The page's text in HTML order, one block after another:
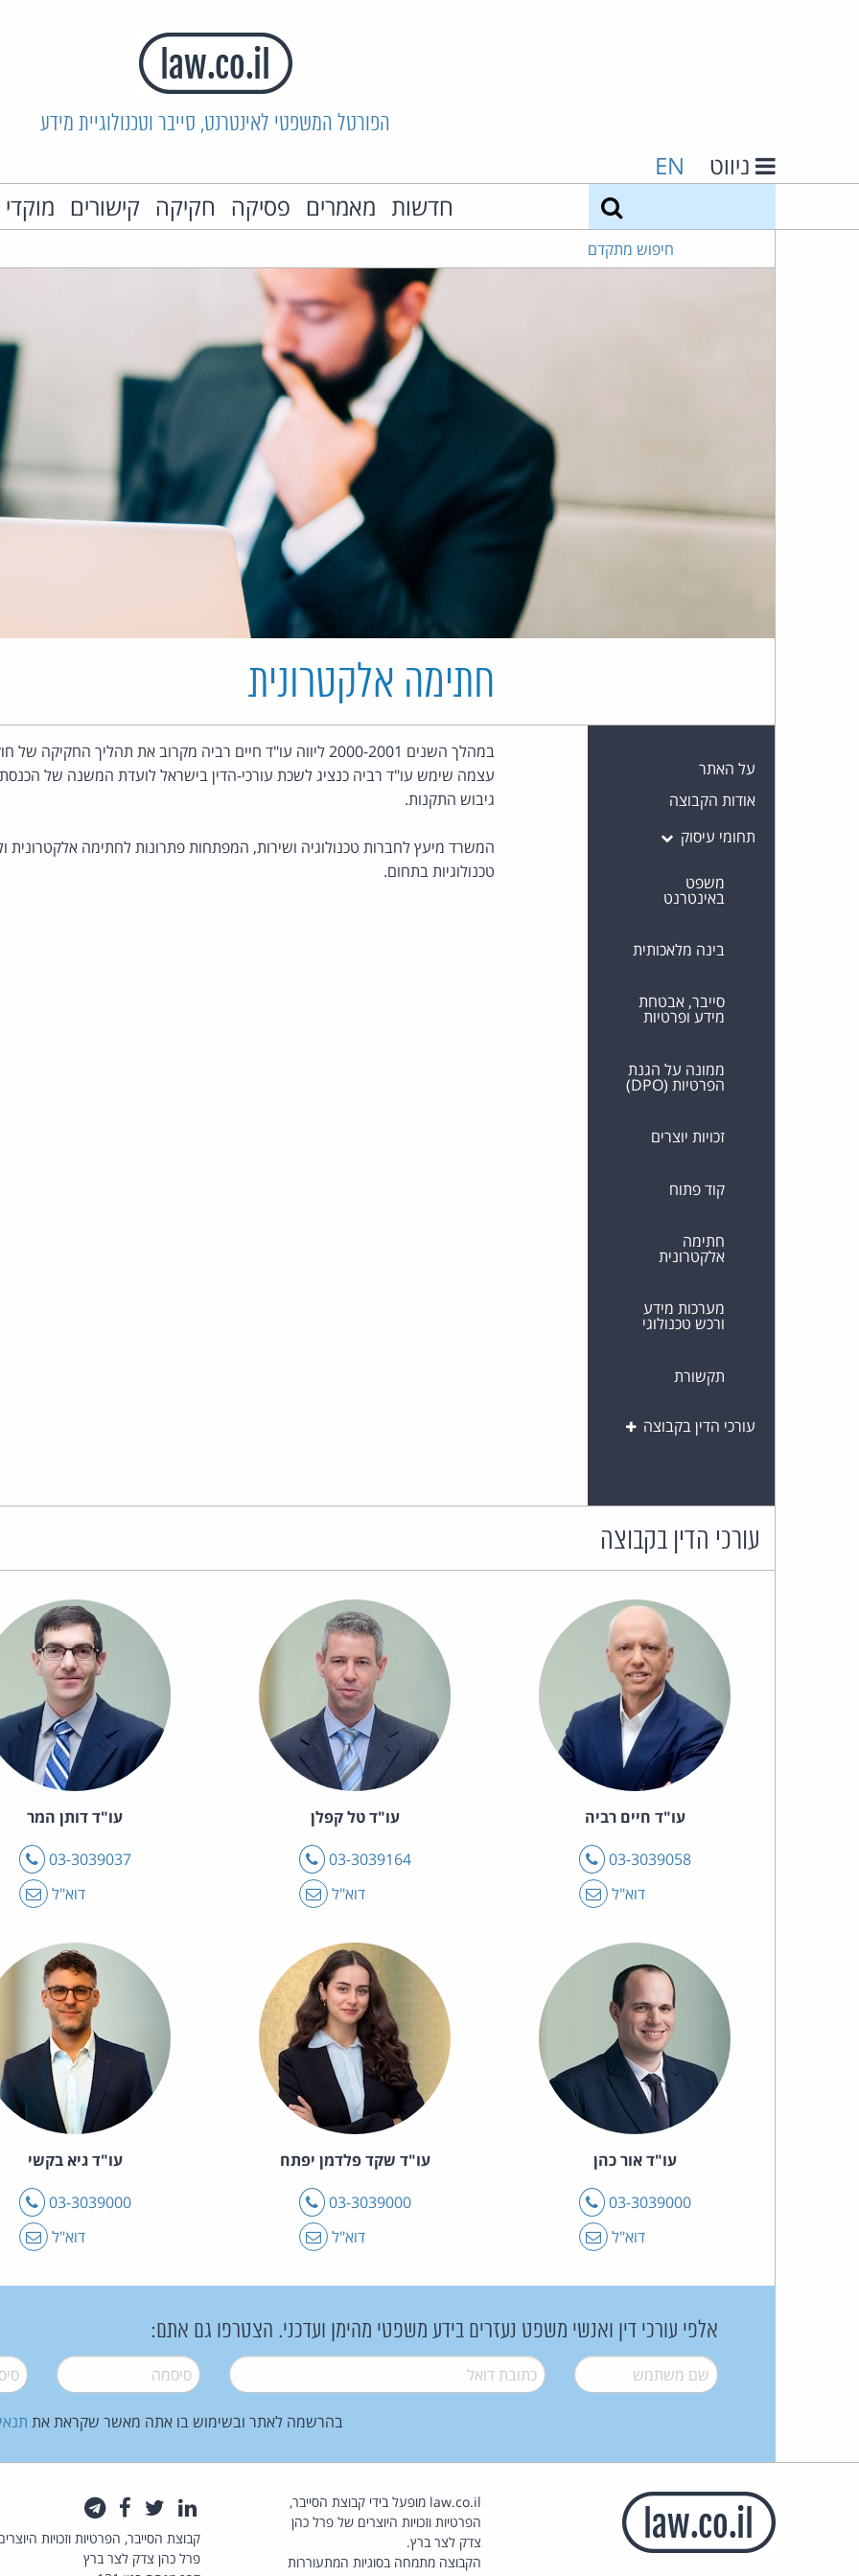
הפורטל המשפטי לאינטרנט, סייבר וטכנולוגיית מידע
ניווט EN
חדשות מאמרים פסיקה חקיקה קישורים
חיפוש מתקדם
חתימה אלקטרונית
על האתר
אודות הקבוצה
תחומי עיסוק
משפט
באינטרנט
בינה מלאכותית
סייבר, אבטחת
מידע ופרטיות
ממונה על הגנת
הפרטיות (DPO)
זכויות יוצרים
קוד פתוח
חתימה
אלקטרונית
מערכות מידע
ורכש טכנולוגי
תקשורת
עורכי הדין בקבוצה
במהלך השנים 2000-2001 ליווה עו"ד חיים רביה מקרוב את תהליך
עצמה שימש עו"ד רביה כנציג לשכת עורכי-הדין בישראל לועדת המשנה של
גיבוש התקנות.
המשרד מיעץ לחברות טכנולוגיה ושירות, המפתחות פתרונות לחתימה אלקטרונית
טכנולוגיות בתחום.
עורכי הדין בקבוצה
עו"ד חיים רביה
טלפון
03-3039058
דוא"ל
עו"ד טל קפלן
טלפון
03-3039164
דוא"ל
עו"ד דותן המר
טלפון
03-3039037
דוא"ל
עו"ד אור כהן
טלפון
03-3039000
דוא"ל
עו"ד שקד פלדמן יפתח
טלפון
03-3039000
דוא"ל
עו"ד גיא בקשי
טלפון
03-3039000
דוא"ל
אלפי עורכי דין ואנשי משפט נעזרים בידע משפטי מהימן ועדכני. הצטרפו גם אתם:
שם משתמש* דואל* סיסמה*
בהרשמה לאתר ובשימוש בו אתה מאשר שקראת את
law.co.il מופעל בידי קבוצת הסייבר,
הפרטיות וזכויות היוצרים של פרל כהן
צדק לצר ברץ.
הקבוצה מתמחה בסוגיות המתעוררות
לינקדאין
טוויטרפייסבוק
קבוצת הסייבר, הפרטיות וזכויות
פרל כהן צדק לצר ברץ